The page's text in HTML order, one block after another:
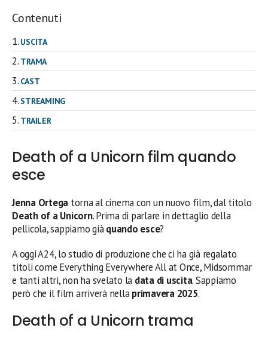
Contenuti
USCITA
TRAMA
CAST
STREAMING
TRAILER
Death of a Unicorn film quando
esce
Jenna Ortega torna al cinema con un nuovo film, dal titolo
Death of a Unicorn. Prima di parlare in dettaglio della
pellicola, sappiamo giàquando esce?
A oggi A24, lo studio di produzione che ci ha già regalato
titoli come Everything Everywhere All at Once, Midsommar
e tanti altri, non ha svelato la data di uscita. Sappiamo
però che il film arriverà nellaprimavera 2025.
Death of a Unicorn trama